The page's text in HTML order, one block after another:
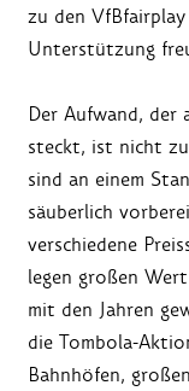
zu den
Unterstützung
Der Aufwand, der
steckt, ist nicht
sind an einem
säuberlich
verschiedene
legen großen
mit den Jahren
die Tombola-
Bahnhöfen,